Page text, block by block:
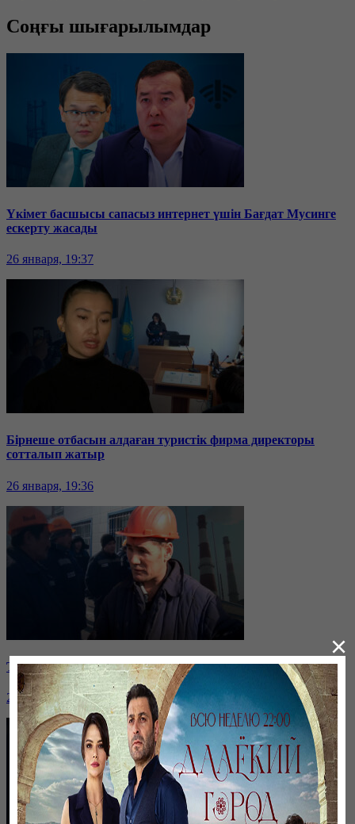
Соңғы шығарылымдар
Үкімет басшысы сапасыз интернет үшін Бағдат Мусинге
ескерту жасады
26 января, 19:37
Бірнеше отбасын алдаған туристік фирма директоры
сотталып жатыр
26 января, 19:36
Таразда ТЭЦ қызметкерлері жалақы көтеруді талап етті
26 января, 19:36
×